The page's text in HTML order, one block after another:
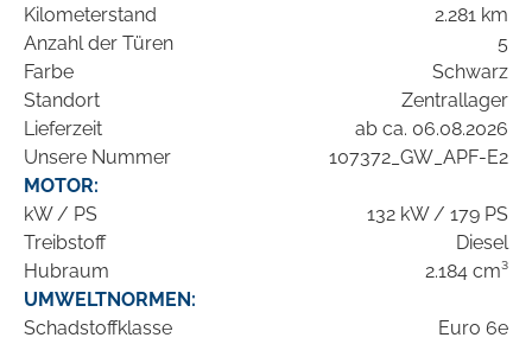
Kilometerstand
2.281 km
Anzahl der Türen
5
Farbe
Schwarz
Standort
Zentrallager
Lieferzeit
ab ca. 06.08.2026
Unsere Nummer
107372_GW_APF-E2
MOTOR:
kW / PS
132 kW / 179 PS
Treibstoff
Diesel
Hubraum
2.184 cm³
UMWELTNORMEN:
Schadstoffklasse
Euro 6e